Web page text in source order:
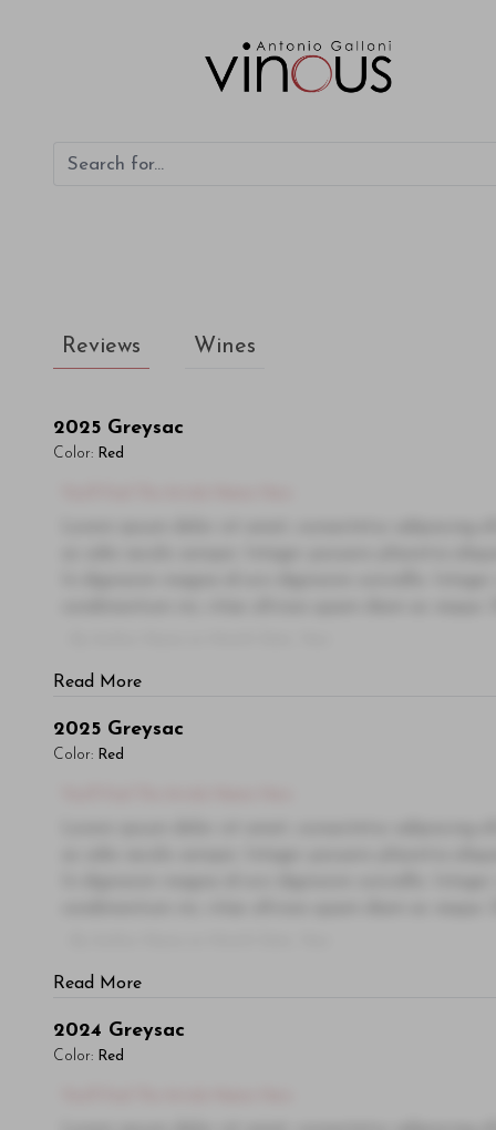
Reviews Wines
2025 Greysac
Color: Red
ac odio iaculis semper. Integer posuere pharetra
condimentum mi, vitae ultrices quam diam ac
Read More
2025 Greysac
Color: Red
ac odio iaculis semper. Integer posuere pharetra
condimentum mi, vitae ultrices quam diam ac
Read More
2024 Greysac
Color: Red